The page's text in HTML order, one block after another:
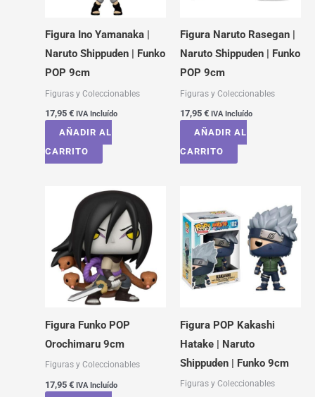
Figura Ino Yamanaka |
Naruto Shippuden | Funko
POP 9cm
Figuras y Coleccionables
17,95 € IVA Incluído
AÑADIR AL
CARRITO
Figura Naruto Rasegan |
Naruto Shippuden | Funko
POP 9cm
Figuras y Coleccionables
17,95 € IVA Incluído
AÑADIR AL
CARRITO
Figura Funko POP
Orochimaru 9cm
Figuras y Coleccionables
17,95 € IVA Incluído
Figura POP Kakashi
Hatake | Naruto
Shippuden | Funko 9cm
Figuras y Coleccionables